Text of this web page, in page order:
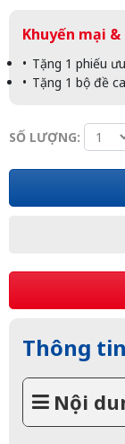
Khuyến mại
Tặng 1 phiếu
Tặng 1 bộ đề
SỐ LƯỢNG:
Thông
Nội